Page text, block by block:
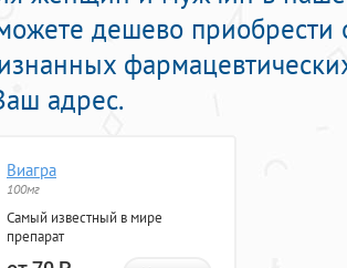
дешево приобрести
адрес.
Виагра
100мг
Самый известный в мире
препарат